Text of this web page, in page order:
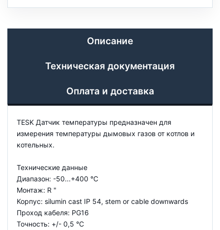
Описание
Техническая документация
Оплата и доставка
TESK Датчик температуры предназначен для
измерения температуры дымовых газов от котлов и
котельных.
Технические данные
Диапазон: -50...+400 °C
Монтаж: R "
Корпус: silumin cast IP 54, stem or cable downwards
Проход кабеля: PG16
Точность: +/- 0,5 °C